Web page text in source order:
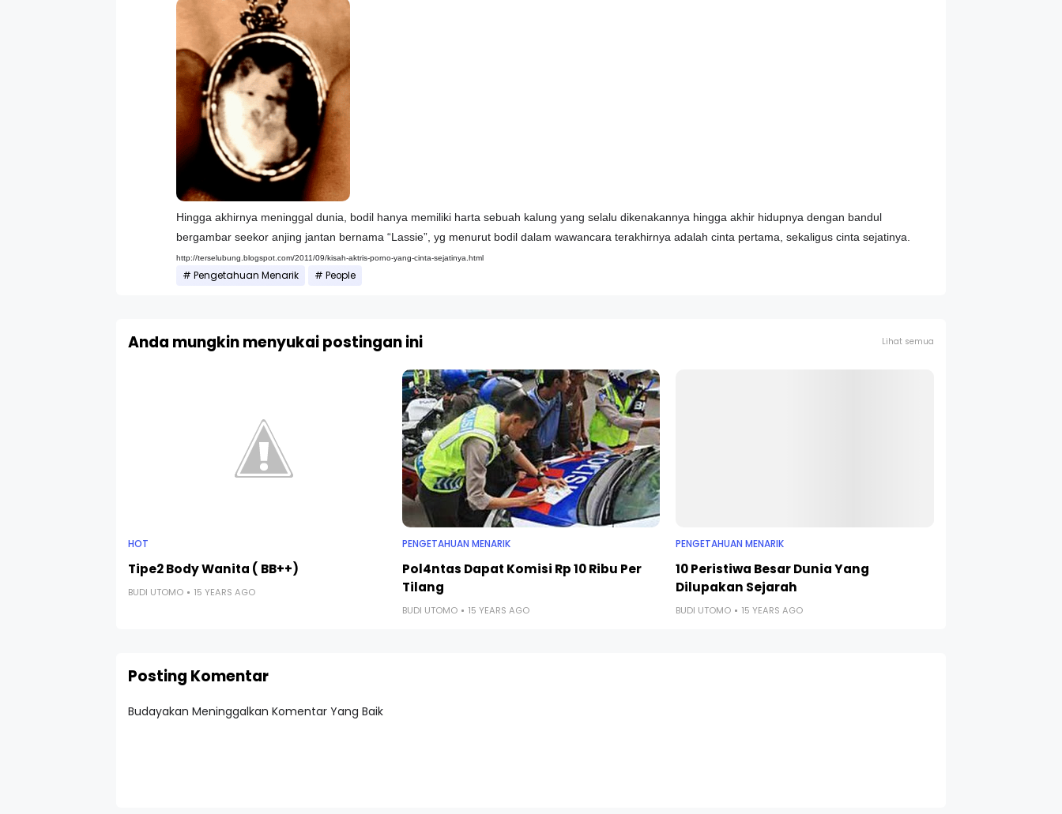
Hingga akhirnya meninggal dunia, bodil hanya memiliki harta sebuah kalung yang selalu dikenakannya hingga akhir hidupnya dengan bandul
bergambar seekor anjing jantan bernama “Lassie”, yg menurut bodil dalam wawancara terakhirnya adalah cinta pertama, sekaligus cinta sejatinya.
http://terselubung.blogspot.com/2011/09/kisah-aktris-porno-yang-cinta-sejatinya.html
Pengetahuan Menarik People
Anda mungkin menyukai postingan ini Lihat semua
HOT
Tipe2 Body Wanita ( BB++)
BUDI UTOMO 15 YEARS AGO
PENGETAHUAN MENARIK
Pol4ntas Dapat Komisi Rp 10 Ribu Per
Tilang
BUDI UTOMO 15 YEARS AGO
PENGETAHUAN MENARIK
10 Peristiwa Besar Dunia Yang
Dilupakan Sejarah
BUDI UTOMO 15 YEARS AGO
Posting Komentar
Budayakan Meninggalkan Komentar Yang Baik